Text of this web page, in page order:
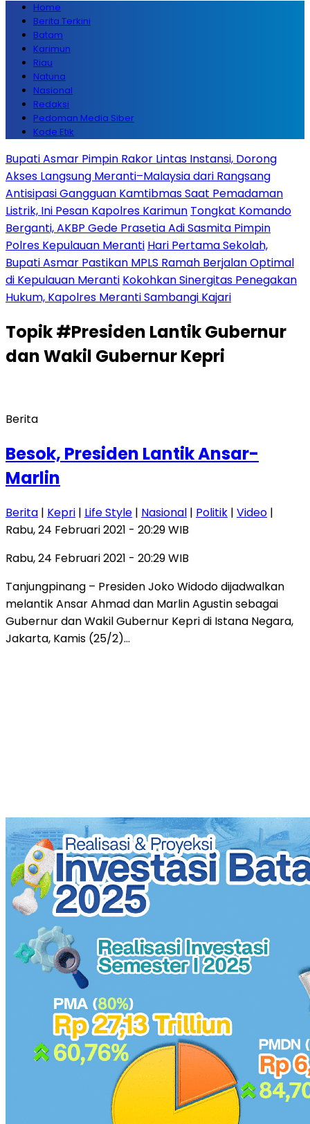
Home
Berita Terkini
Batam
Karimun
Riau
Natuna
Nasional
Redaksi
Pedoman Media Siber
Kode Etik
Bupati Asmar Pimpin Rakor Lintas Instansi, Dorong
Akses Langsung Meranti–Malaysia dari Rangsang
Antisipasi Gangguan Kamtibmas Saat Pemadaman
Listrik, Ini Pesan Kapolres Karimun Tongkat Komando
Berganti, AKBP Gede Prasetia Adi Sasmita Pimpin
Polres Kepulauan Meranti Hari Pertama Sekolah,
Bupati Asmar Pastikan MPLS Ramah Berjalan Optimal
di Kepulauan Meranti Kokohkan Sinergitas Penegakan
Hukum, Kapolres Meranti Sambangi Kajari
Topik#Presiden Lantik Gubernur
dan Wakil Gubernur Kepri
Berita
Besok, Presiden Lantik Ansar-
Marlin
Berita | Kepri | Life Style | Nasional | Politik | Video |
Rabu, 24 Februari 2021 - 20:29 WIB
Rabu, 24 Februari 2021 - 20:29 WIB
Tanjungpinang – Presiden Joko Widodo dijadwalkan
melantik Ansar Ahmad dan Marlin Agustin sebagai
Gubernur dan Wakil Gubernur Kepri di Istana Negara,
Jakarta, Kamis (25/2)…